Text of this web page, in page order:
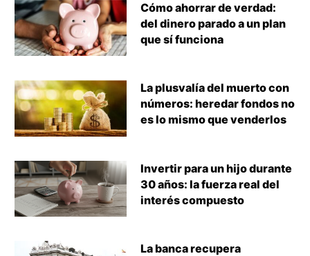
Cómo ahorrar de verdad:
del dinero parado a un plan
que sí funciona
La plusvalía del muerto con
números: heredar fondos no
es lo mismo que venderlos
Invertir para un hijo durante
30 años: la fuerza real del
interés compuesto
La banca recupera